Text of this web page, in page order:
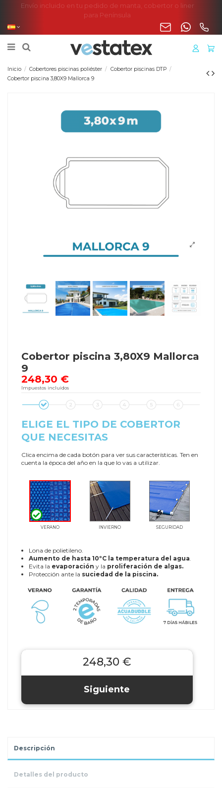
Envío incluido en tu pedido de manta, cobertor o liner
para Península
Inicio Cobertores piscinas poliéster
Cobertor piscinas DTP
Cobertor piscina 3,80X9 Mallorca 9
Cobertor piscina 3,80X9 Mallorca
9
248,30 €
Impuestos incluidos
ELIGE EL TIPO DE COBERTOR
QUE NECESITAS
Clica encima de cada botón para ver sus características. Ten en
cuenta la época del año en la que lo vas a utilizar.
VERANO INVIERNO SEGURIDAD
Lona de polietileno.
Aumento de hasta 10ºC la temperatura del agua.
Evita la evaporación y la proliferación de algas.
Protección ante la suciedad de la piscina.
248,30 €
Descripción
Detalles del producto